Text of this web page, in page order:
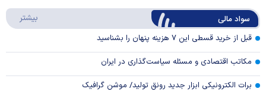
Video
سواد مالی بیشتر
قبل از خرید قسطی این ۷ هزینه پنهان را بشناسید
مکاتب اقتصادی و مسئله سیاست‌گذاری در ایران
برات الکترونیکی ابزار جدید رونق تولید/ موشن گرافیک